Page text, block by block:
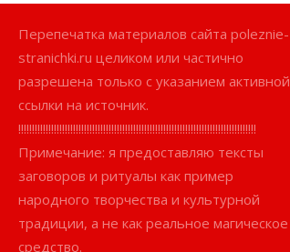
Перепечатка материалов сайта poleznie-
stranichki.ru целиком или частично
разрешена только с указанием активной
ссылки на источник.
!!!!!!!!!!!!!!!!!!!!!!!!!!!!!!!!!!!!!!!!!!!!!!!!!!!!!!!!!!!!!!!!!!!!!!!!!!!!!!!!!!!!!!!
Примечание: я предоставляю тексты
заговоров и ритуалы как пример
народного творчества и культурной
традиции, а не как реальное магическое
средство.